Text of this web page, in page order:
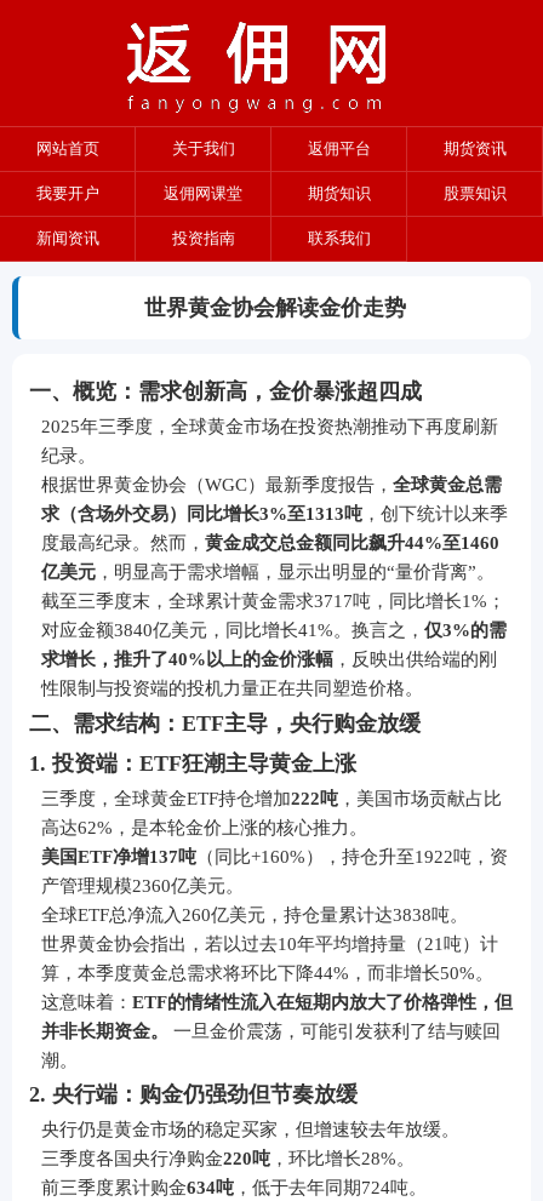
网站首页 关于我们 返佣平台 期货资讯
我要开户 返佣网课堂 期货知识 股票知识
新闻资讯 投资指南 联系我们
世界黄金协会解读金价走势
一、概览：需求创新高，金价暴涨超四成
2025年三季度，全球黄金市场在投资热潮推动下再度刷新
纪录。
根据世界黄金协会（WGC）最新季度报告， 全球黄金总需
求（含场外交易）同比增长3%至1313吨 ，创下统计以来季
度最高纪录。然而， 黄金成交总金额同比飙升44%至1460
亿美元 ，明显高于需求增幅，显示出明显的“量价背离”。
截至三季度末，全球累计黄金需求3717吨，同比增长1%；
对应金额3840亿美元，同比增长41%。换言之， 仅3%的需
求增长，推升了40%以上的金价涨幅 ，反映出供给端的刚
性限制与投资端的投机力量正在共同塑造价格。
二、需求结构：ETF主导，央行购金放缓
1. 投资端：ETF狂潮主导黄金上涨
三季度，全球黄金ETF持仓增加222吨 ，美国市场贡献占比
高达62%，是本轮金价上涨的核心推力。
美国ETF净增137吨 （同比+160%），持仓升至1922吨，资
产管理规模2360亿美元。
全球ETF总净流入260亿美元，持仓量累计达3838吨。
世界黄金协会指出，若以过去10年平均增持量（21吨）计
算，本季度黄金总需求将环比下降44%，而非增长50%。
这意味着： ETF的情绪性流入在短期内放大了价格弹性，但
并非长期资金。
一旦金价震荡，可能引发获利了结与赎回
潮。
2. 央行端：购金仍强劲但节奏放缓
央行仍是黄金市场的稳定买家，但增速较去年放缓。
三季度各国央行净购金220吨 ，环比增长28%。
前三季度累计购金634吨 ，低于去年同期724吨。